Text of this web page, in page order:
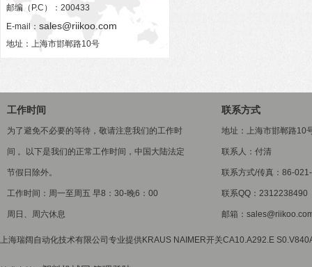
邮编（P.C）：200433
E-mail： sales@riikoo.com
地址：上海市邯郸路10号
工作时间
为了避免不必要的等待，敬请注意我们的工作时
间 。以下是我们的正常工作时间，中国大陆法定
节假日除外。
工作时间：周一至周五 早8：30-晚6：00
周日、周六休息
联系方式
地址：上海市邯郸路10
联系人：付清
联系方式/传真：86-
联系QQ：2312238490
邮箱：
上海瑞阔自动化技术有限公司专业提供KRAUS NAIMER开关CA10.A292.E